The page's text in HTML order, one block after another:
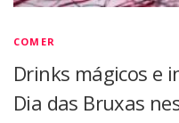
COMER
Drinks mágicos e
Dia das Bruxas